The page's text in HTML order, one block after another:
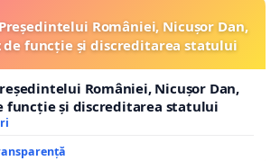
României, Nicușor Dan,
de funcție și discreditarea statului
României, Nicușor Dan,
funcție și discreditarea statului